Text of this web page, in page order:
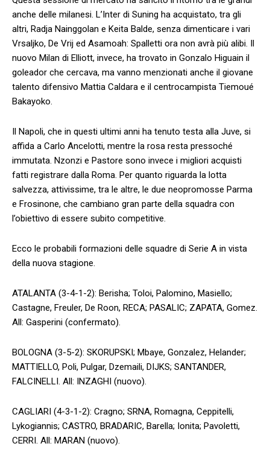
anche delle milanesi. L’Inter di Suning ha acquistato, tra gli
altri, Radja Nainggolan e Keita Balde, senza dimenticare i vari
Vrsaljko, De Vrij ed Asamoah: Spalletti ora non avrà più alibi. Il
nuovo Milan di Elliott, invece, ha trovato in Gonzalo Higuain il
goleador che cercava, ma vanno menzionati anche il giovane
talento difensivo Mattia Caldara e il centrocampista Tiemoué
Bakayoko.
Il Napoli, che in questi ultimi anni ha tenuto testa alla Juve, si
affida a Carlo Ancelotti, mentre la rosa resta pressoché
immutata. Nzonzi e Pastore sono invece i migliori acquisti
fatti registrare dalla Roma. Per quanto riguarda la lotta
salvezza, attivissime, tra le altre, le due neopromosse Parma
e Frosinone, che cambiano gran parte della squadra con
l’obiettivo di essere subito competitive.
Ecco le probabili formazioni delle squadre di Serie A in vista
della nuova stagione.
ATALANTA (3-4-1-2): Berisha; Toloi, Palomino, Masiello;
Castagne, Freuler, De Roon, RECA; PASALIC; ZAPATA, Gomez.
All: Gasperini (confermato).
BOLOGNA (3-5-2): SKORUPSKI; Mbaye, Gonzalez, Helander;
MATTIELLO, Poli, Pulgar, Dzemaili, DIJKS; SANTANDER,
FALCINELLI. All: INZAGHI (nuovo).
CAGLIARI (4-3-1-2): Cragno; SRNA, Romagna, Ceppitelli,
Lykogiannis; CASTRO, BRADARIC, Barella; Ionita; Pavoletti,
CERRI. All: MARAN (nuovo).